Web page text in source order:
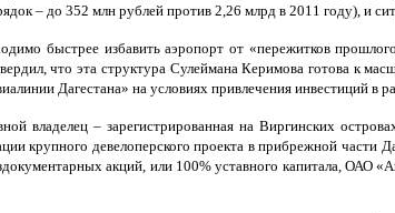
– до 352 млн рублей против 2,26 млрд в 2011 году), и
быстрее избавить аэропорт от «пережитков
что эта структура Сулеймана Керимова готова к
Дагестана» на условиях привлечения инвестиций в
– зарегистрированная на Виргинских
крупного девелоперского проекта в прибрежной части
акций, или 100% уставного капитала, ОАО